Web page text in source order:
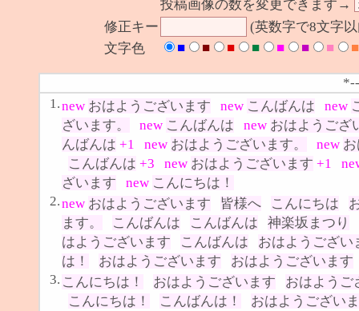
投稿画像の数を変更できます→
修正キー
(英数字で8文字
文字色
■ ■ ■ ■ ■ ■ ■ ■
1.new おはようございます new こんばんは new
ざいます。
new こんばんは new おはようござ
んばんは +1 new おはようございます。 new
こんばんは +3 new おはようございます +1
ざいます
new こんにちは！
2.new おはようございます 皆様へ こんにちは
ます。
こんばんは こんばんは
神楽坂まつり
はようございます
こんばんは
おはようござい
は！
おはようございます
おはようございます
3. こんにちは！ おはようございます
おはようご
こんにちは！
こんばんは！
おはようござい